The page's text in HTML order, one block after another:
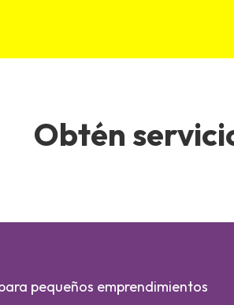
Obtén
pequeños emprendimientos